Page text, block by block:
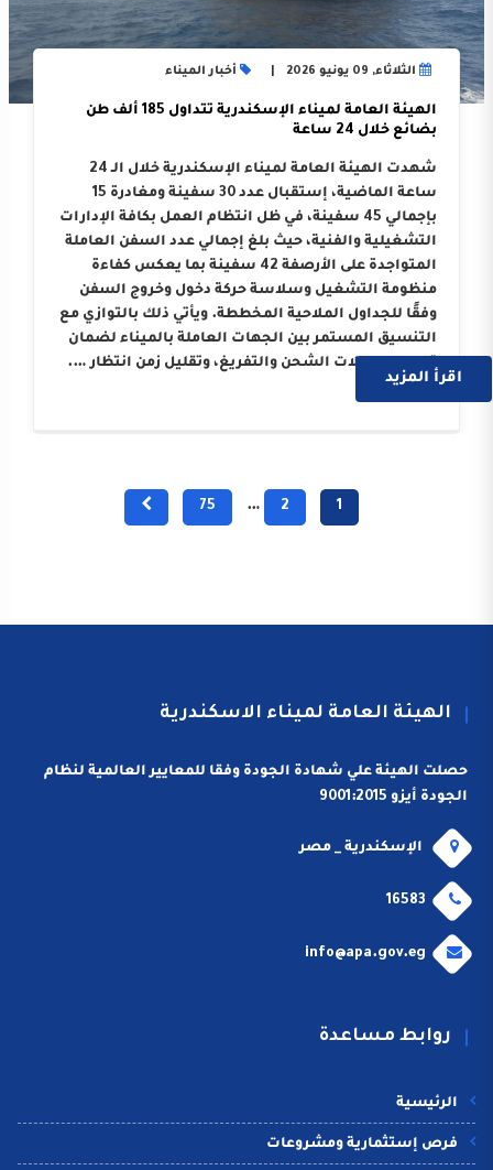
الثلاثاء, 09 يونيو 2026 أخبار الميناء
الهيئة العامة لميناء الإسكندرية تتداول 185 ألف طن
بضائع خلال 24 ساعة
شهدت الهيئة العامة لميناء الإسكندرية خلال الـ 24
ساعة الماضية، إستقبال عدد 30 سفينة ومغادرة 15
بإجمالي 45 سفينة، في ظل انتظام العمل بكافة الإدارات
التشغيلية والفنية، حيث بلغ إجمالي عدد السفن العاملة
المتواجدة على الأرصفة 42 سفينة بما يعكس كفاءة
منظومة التشغيل وسلاسة حركة دخول وخروج السفن
وفقًا للجداول الملاحية المخططة. ويأتي ذلك بالتوازي مع
التنسيق المستمر بين الجهات العاملة بالميناء لضمان
تسريع معدلات الشحن والتفريغ، وتقليل زمن انتظار ….
اقرأ المزيد
1
2
…
75
الهيئة العامة لميناء الاسكندرية
حصلت الهيئة علي شهادة الجودة وفقا للمعايير العالمية لنظام
الجودة أيزو 9001:2015
الإسكندرية _ مصر
16583
info@apa.gov.eg
روابط مساعدة
الرئيسية
فرص إستثمارية ومشروعات